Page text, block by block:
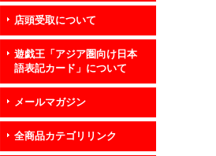
店頭受取について
遊戯王「アジア圏向け日本
語表記カード」について
メールマガジン
全商品カテゴリリンク